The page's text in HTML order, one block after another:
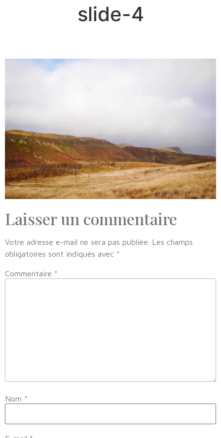
slide-4
Laisser un commentaire
Votre adresse e-mail ne sera pas publiée. Les champs
obligatoires sont indiqués avec *
Commentaire *
Nom *